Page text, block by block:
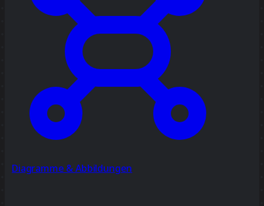
Diagramme & Abbildungen